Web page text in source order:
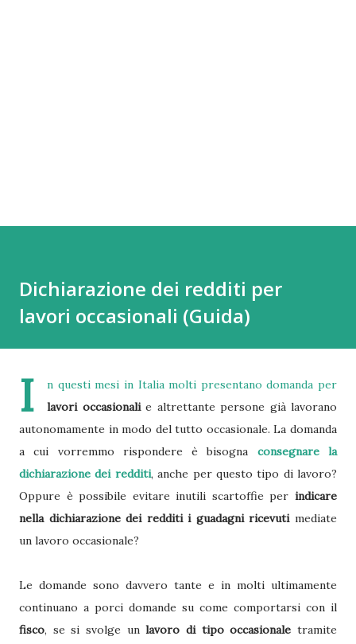
Dichiarazione dei redditi per
lavori occasionali (Guida)
I
n questi mesi in Italia molti presentano domanda per
lavori occasionalie altrettante persone già lavorano
autonomamente in modo del tutto occasionale. La domanda
a cui vorremmo rispondere è bisogna consegnare la
dichiarazione dei redditi, anche per questo tipo di lavoro?
Oppure è possibile evitare inutili scartoffie per indicare
nella dichiarazione dei redditi i guadagni ricevutimediate
un lavoro occasionale?
Le domande sono davvero tante e in molti ultimamente
continuano a porci domande su come comportarsi con il
fisco, se si svolge unlavoro di tipo occasionale tramite